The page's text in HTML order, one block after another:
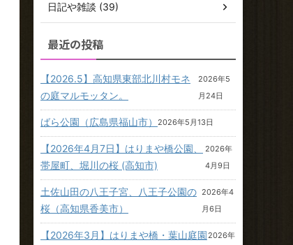
日記や雑談 (39)
最近の投稿
【2026.5】高知県東部北川村モネ
の庭マルモッタン。
2026年5
月24日
ばら公園（広島県福山市） 2026年5月13日
【2026年4月7日】はりまや橋公園、
帯屋町、堀川の桜 (高知市)
2026年
4月9日
土佐山田の八王子宮、八王子公園の
桜（高知県香美市）
2026年4
月6日
【2026年3月】はりまや橋・葉山庭園 2026年